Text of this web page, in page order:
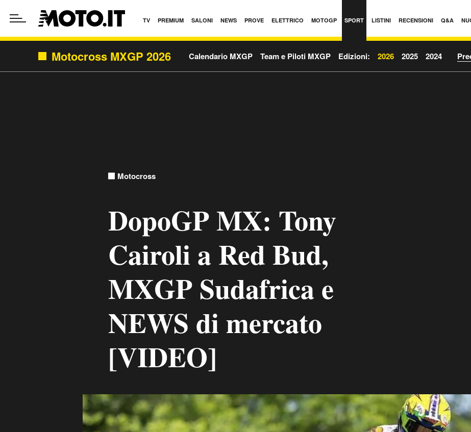
TV PREMIUM SALONI NEWS PROVE ELETTRICO MOTOGP SPORT LISTINI RECENSIONI Q&A
Motocross MXGP 2026 Calendario MXGP Team e Piloti MXGP Edizioni: 2026 2025 2024
Motocross
DopoGP MX: Tony
Cairoli a Red Bud,
MXGP Sudafrica e
NEWS di mercato
[VIDEO]